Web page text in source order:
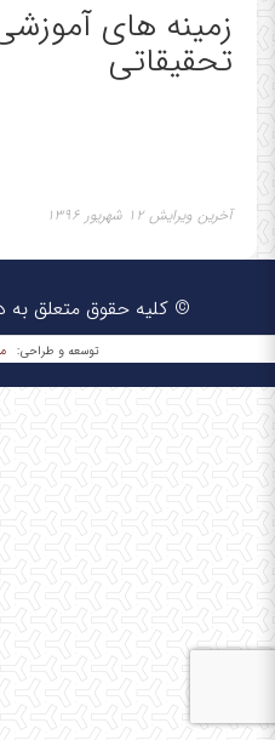
زمینه های
تحقیقاتی
آخرین ویرایش ۱۲ شهریور ۱۳۹۶
© کلیه حقوق متعلق به
توسعه و طراحی: